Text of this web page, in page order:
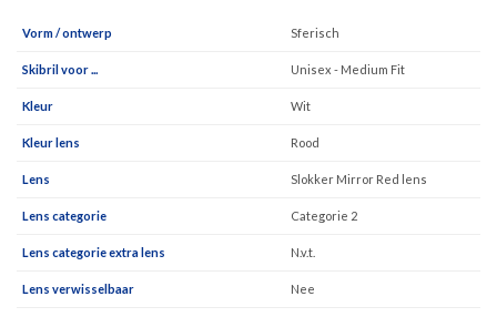
Vorm / ontwerp Sferisch
Skibril voor ... Unisex - Medium Fit
Kleur Wit
Kleur lens Rood
Lens Slokker Mirror Red lens
Lens categorie Categorie 2
Lens categorie extra lens N.v.t.
Lens verwisselbaar Nee